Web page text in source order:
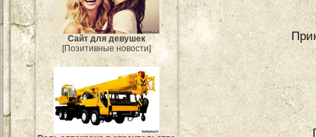
Сайт для девушек
[Позитивные новости]